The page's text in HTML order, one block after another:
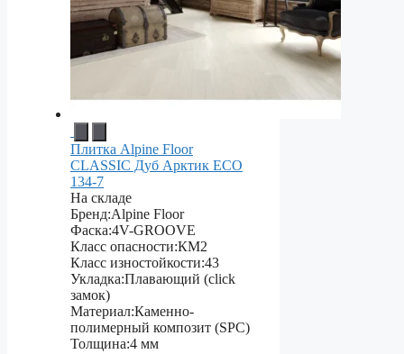
Плитка Alpine Floor
CLASSIC Дуб Арктик ЕСО
134-7
На складе
Бренд:Alpine Floor
Фаска:4V-GROOVE
Класс опасности:КМ2
Класс изностойкости:43
Укладка:Плавающий (click
замок)
Материал:Каменно-
полимерный композит (SPC)
Толщина:4 мм